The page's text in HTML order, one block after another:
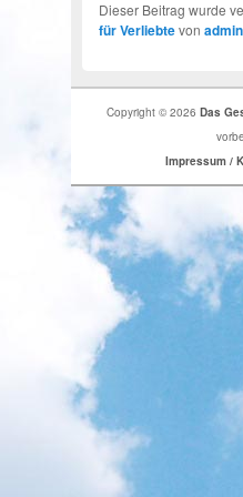
Dieser Beitrag wurde
für Verliebtevon admin
Copyright © 2026 Das
Impressum /